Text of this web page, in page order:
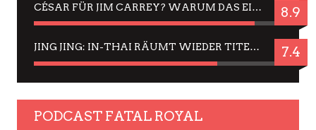
CÉSAR FÜR JIM CARREY? WARUM DAS EINER DER NERVIGSTEN ACTORS IST UND BLEIBT 8.9
JING JING: IN-THAI RÄUMT WIEDER TITEL AB – EIN ZWEI-STUNDEN-ERLEBNISBERICHT 7.4
PODCAST FATAL ROYAL